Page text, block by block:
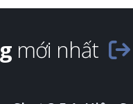
mới nhất